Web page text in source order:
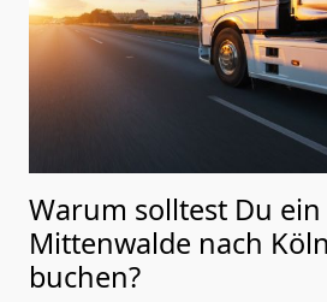
Warum solltest Du
Mittenwalde nach Köln
buchen?